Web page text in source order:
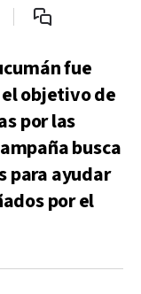
fue
objetivo de
por las
busca
para ayudar
por el